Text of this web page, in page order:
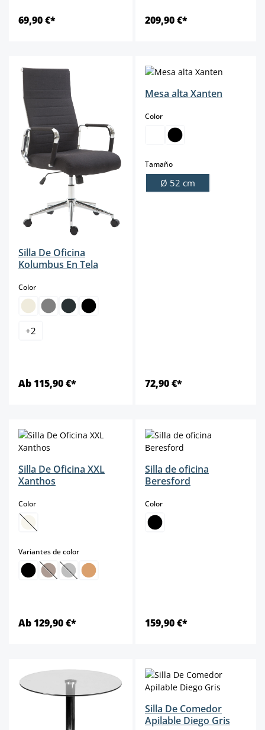
69,90 €* 209,90 €*
Silla De Oficina
Kolumbus En Tela
Colorselect
+2
Ab 115,90 €*
Mesa alta Xanten
Colorselect
Tamañoselect
Ø 52 cm
72,90 €*
Silla De Oficina XXL
Xanthos
Colorselect
(Esta opción no está disponible en este momento.)
Variantes de colorselect
(Esta opción no está disponible en este momento.)
(Esta opción no está disponible en este momento.)
Ab 129,90 €*
Silla de oficina
Beresford
Colorselect
159,90 €*
Silla De Comedor
Apilable Diego Gris